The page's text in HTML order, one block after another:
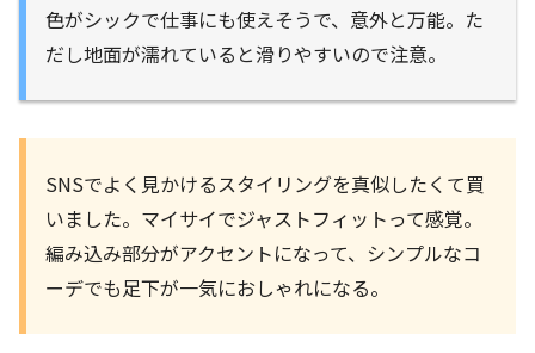
色がシックで仕事にも使えそうで、意外と万能。た
だし地面が濡れていると滑りやすいので注意。
SNSでよく見かけるスタイリングを真似したくて買
いました。マイサイでジャストフィットって感覚。
編み込み部分がアクセントになって、シンプルなコ
ーデでも足下が一気におしゃれになる。